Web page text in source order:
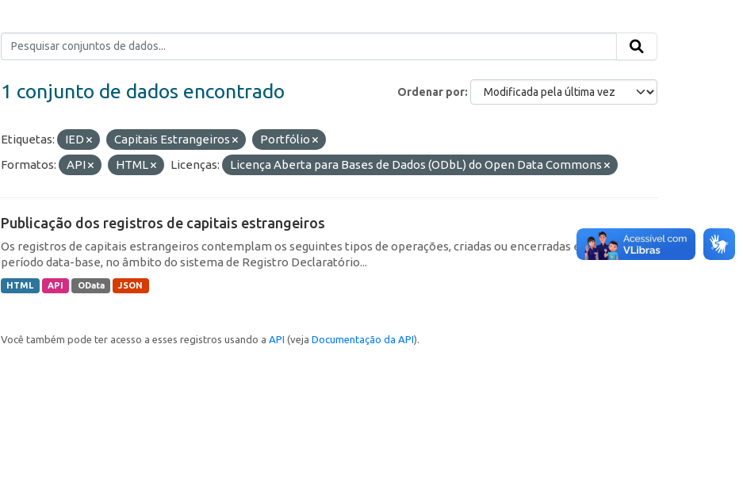
Ordenar por
1 conjunto de dados encontrado
Etiquetas: IED Capitais Estrangeiros
Portfólio
Formatos:
API HTML Licenças: Licença Aberta para Bases de Dados (ODbL) do Open Data Commons
Publicação dos registros de capitais estrangeiros
Os registros de capitais estrangeiros contemplam os seguintes tipos de operações, criadas ou encerradas em cada
período data-base, no âmbito do sistema de Registro Declaratório...
HTML API OData JSON
Você também pode ter acesso a esses registros usando a API (veja Documentação da API).